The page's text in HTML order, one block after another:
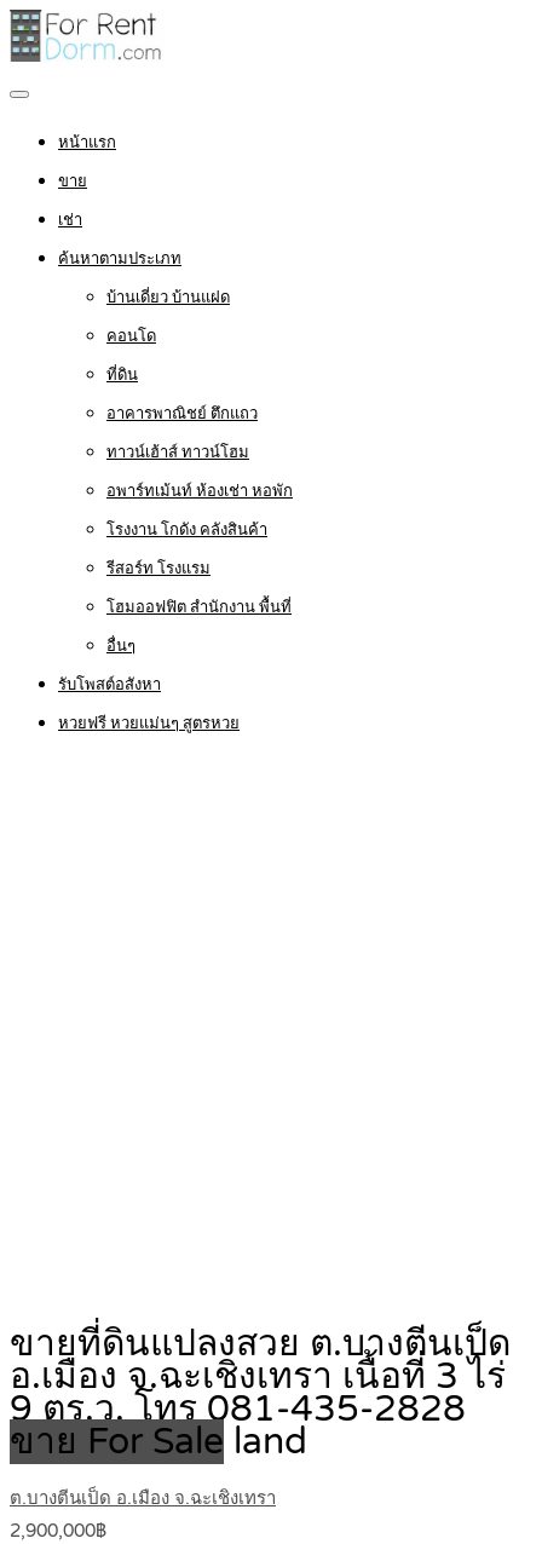
หน้าแรก
ขาย
เช่า
ค้นหาตามประเภท
บ้านเดี่ยว บ้านแฝด
คอนโด
ที่ดิน
อาคารพาณิชย์ ตึกแถว
ทาวน์เฮ้าส์ ทาวน์โฮม
อพาร์ทเม้นท์ ห้องเช่า หอพัก
โรงงาน โกดัง คลังสินค้า
รีสอร์ท โรงแรม
โฮมออฟฟิต สำนักงาน พื้นที่
อื่นๆ
รับโพสต์อสังหา
หวยฟรี หวยแม่นๆ สูตรหวย
ขายที่ดินแปลงสวย ต.บางตีนเป็ด
อ.เมือง จ.ฉะเชิงเทรา เนื้อที่ 3 ไร่
9 ตร.ว. โทร 081-435-2828
ขาย For Sale land
ต.บางตีนเป็ด อ.เมือง จ.ฉะเชิงเทรา
2,900,000฿